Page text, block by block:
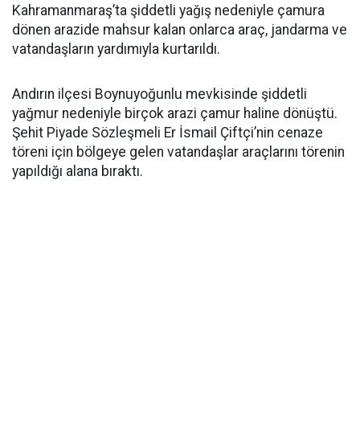
Kahramanmaraş’ta şiddetli yağış nedeniyle çamura
dönen arazide mahsur kalan onlarca araç, jandarma ve
vatandaşların yardımıyla kurtarıldı.
Andırın ilçesi Boynuyoğunlu mevkisinde şiddetli
yağmur nedeniyle birçok arazi çamur haline dönüştü.
Şehit Piyade Sözleşmeli Er İsmail Çiftçi’nin cenaze
töreni için bölgeye gelen vatandaşlar araçlarını törenin
yapıldığı alana bıraktı.